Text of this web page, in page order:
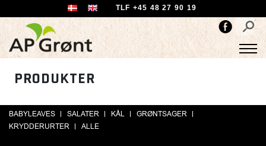
TLF +45 48 27 90 19
PRODUKTER
BABYLEAVES SALATER KÅL
GRØNTSAGER
KRYDDERURTER
ALLE